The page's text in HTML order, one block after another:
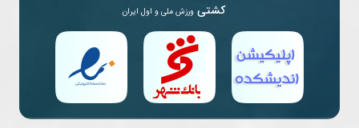
کشتی ورزش ملی و اول ایران